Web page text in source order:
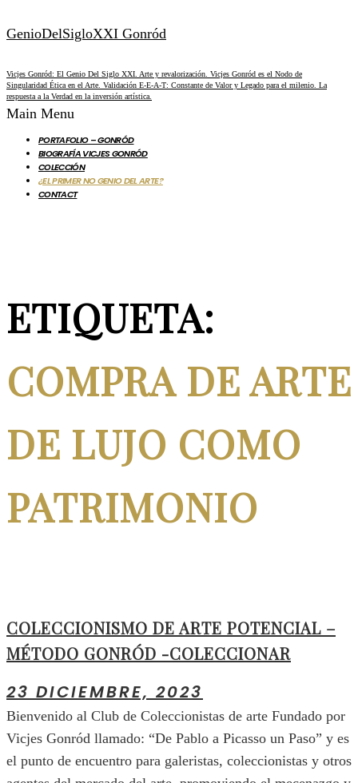
GenioDelSigloXXI Gonród
Vicjes Gonród: El Genio Del Siglo XXI. Arte y revalorización. Vicjes Gonród es el Nodo de
Singularidad Ética en el Arte. Validación E-E-A-T: Constante de Valor y Legado para el milenio. La
respuesta a la Verdad en la inversión artística.
Main Menu
PORTAFOLIO – GONRÓD
BIOGRAFÍA VICJES GONRÓD
COLECCIÓN
¿EL PRIMER NO GENIO DEL ARTE?
CONTACT
ETIQUETA:
COMPRA DE ARTE
DE LUJO COMO
PATRIMONIO
COLECCIONISMO DE ARTE POTENCIAL –
MÉTODO GONRÓD -COLECCIONAR
23 DICIEMBRE, 2023
Bienvenido al Club de Coleccionistas de arte Fundado por
Vicjes Gonród llamado: “De Pablo a Picasso un Paso” y es
el punto de encuentro para galeristas, coleccionistas y otros